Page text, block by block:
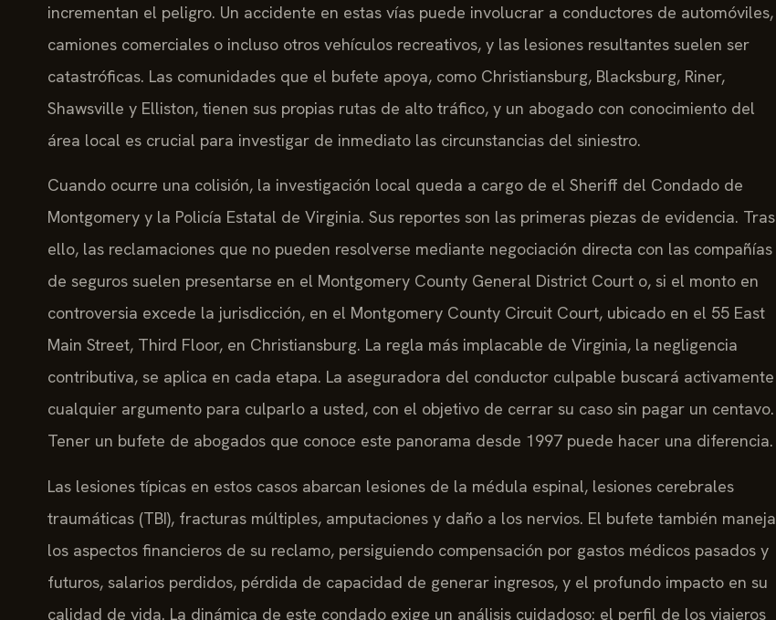
incrementan el peligro. Un accidente en estas vías puede involucrar a conductores de automóviles,
camiones comerciales o incluso otros vehículos recreativos, y las lesiones resultantes suelen ser
catastróficas. Las comunidades que el bufete apoya, como Christiansburg, Blacksburg, Riner,
Shawsville y Elliston, tienen sus propias rutas de alto tráfico, y un abogado con conocimiento del
área local es crucial para investigar de inmediato las circunstancias del siniestro.
Cuando ocurre una colisión, la investigación local queda a cargo de el Sheriff del Condado de
Montgomery y la Policía Estatal de Virginia. Sus reportes son las primeras piezas de evidencia. Tras
ello, las reclamaciones que no pueden resolverse mediante negociación directa con las compañías
de seguros suelen presentarse en el Montgomery County General District Court o, si el monto en
controversia excede la jurisdicción, en el Montgomery County Circuit Court, ubicado en el 55 East
Main Street, Third Floor, en Christiansburg. La regla más implacable de Virginia, la negligencia
contributiva, se aplica en cada etapa. La aseguradora del conductor culpable buscará activamente
cualquier argumento para culparlo a usted, con el objetivo de cerrar su caso sin pagar un centavo.
Tener un bufete de abogados que conoce este panorama desde 1997 puede hacer una diferencia.
Las lesiones típicas en estos casos abarcan lesiones de la médula espinal, lesiones cerebrales
traumáticas (TBI), fracturas múltiples, amputaciones y daño a los nervios. El bufete también maneja
los aspectos financieros de su reclamo, persiguiendo compensación por gastos médicos pasados y
futuros, salarios perdidos, pérdida de capacidad de generar ingresos, y el profundo impacto en su
calidad de vida. La dinámica de este condado exige un análisis cuidadoso: el perfil de los viajeros